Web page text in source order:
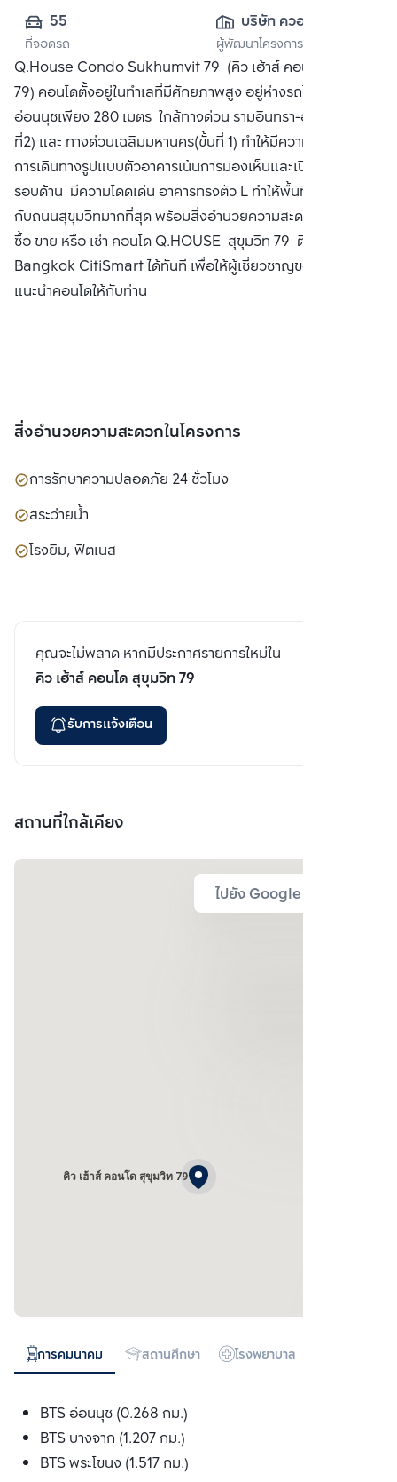
55
ที่จอดรถ
บริษัท ควอลิตี้เฮ้าส์
จำกัด (มหาชน)
ผู้พัฒนาโครงการ
Q.House Condo Sukhumvit 79 (คิว เฮ้าส์ คอนโด สุขุมวิท
79) คอนโดตั้งอยู่ในทำเลที่มีศักยภาพสูง อยู่ห่างรถไฟฟ้าสถานี
อ่อนนุชเพียง 280 เมตร ใกล้ทางด่วน รามอินทรา-อาจณรงค์(ขั้น
ที่2) และ ทางด่วนเฉลิมมหานคร(ขั้นที่ 1) ทำให้มีความสะดวกต่อ
การเดินทางรูปแบบตัวอาคารเน้นการมองเห็นและเปิดมุมมอง
รอบด้าน มีความโดดเด่น อาคารทรงตัว L ทำให้พื้นที่ด้านหน้าติด
กับถนนสุขุมวิทมากที่สุด พร้อมสิ่งอำนวยความสะดวกครบครัน
ซื้อ ขาย หรือ เช่า คอนโด Q.HOUSE สุขุมวิท 79 ติดต่อหาเรา
Bangkok CitiSmart ได้ทันที เพื่อให้ผู้เชี่ยวชาญของเราได้
แนะนำคอนโดให้กับท่าน
สิ่งอำนวยความสะดวกในโครงการ
การรักษาความปลอดภัย 24 ชั่วโมง
สระว่ายน้ำ
โรงยิม, ฟิตเนส
คุณจะไม่พลาด หากมีประกาศรายการใหม่ใน
คิว เฮ้าส์ คอนโด สุขุมวิท 79
รับการแจ้งเตือน
สถานที่ใกล้เคียง
ไปยัง Google Map
คิว เฮ้าส์ คอนโด สุขุมวิท 79
การคมนาคม สถานศึกษา โรงพยาบาล
BTS อ่อนนุช (0.268 กม.)
BTS บางจาก (1.207 กม.)
BTS พระโขนง (1.517 กม.)